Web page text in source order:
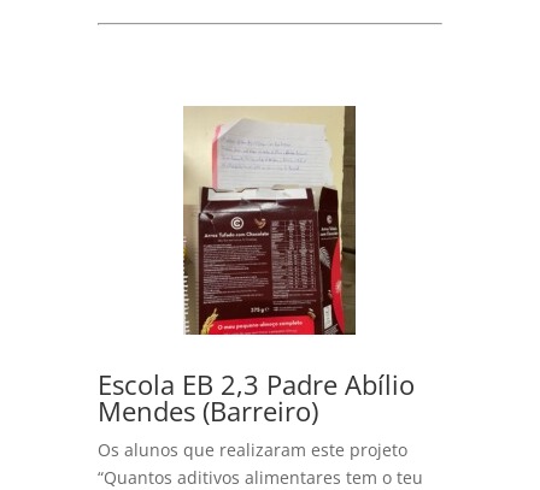
Escola EB 2,3 Padre Abílio
Mendes (Barreiro)
Os alunos que realizaram este projeto
“Quantos aditivos alimentares tem o teu